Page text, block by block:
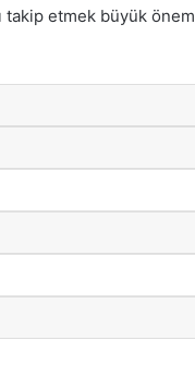
takip etmek büyük önem